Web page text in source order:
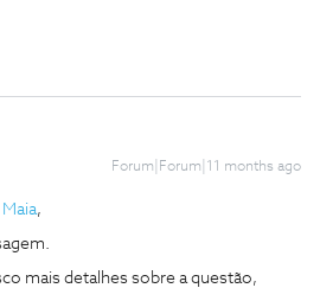
Forum|Forum|11 months ago
,
mais detalhes sobre a questão,